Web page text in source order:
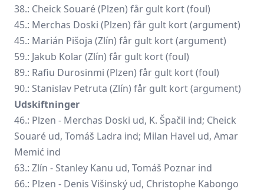
38.: Cheick Souaré (Plzen) får gult kort (foul)
45.: Merchas Doski (Plzen) får gult kort (argument)
45.: Marián Pišoja (Zlín) får gult kort (argument)
59.: Jakub Kolar (Zlín) får gult kort (foul)
89.: Rafiu Durosinmi (Plzen) får gult kort (foul)
90.: Stanislav Petruta (Zlín) får gult kort (argument)
Udskiftninger
46.: Plzen - Merchas Doski ud, K. Špačil ind; Cheick
Souaré ud, Tomáš Ladra ind; Milan Havel ud, Amar
Memić ind
63.: Zlín - Stanley Kanu ud, Tomáš Poznar ind
66.: Plzen - Denis Višinský ud, Christophe Kabongo